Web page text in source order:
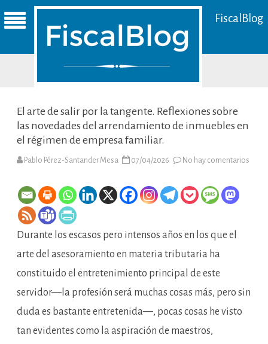
FiscalBlog
El arte de salir por la tangente. Reflexiones sobre
las novedades del arrendamiento de inmuebles en
el régimen de empresa familiar.
Pablo Pérez-Santander Mesa 07/04/2026 No hay comentarios
en
Durante los escasos pero intensos años en los que el
arte del asesoramiento en materia tributaria ha
constituido el entretenimiento principal de este
servidor—la profesión será muchas cosas más, pero sin
duda es bastante entretenida—, pocas cosas he visto
tan evidentes como la aspiración de maestros,